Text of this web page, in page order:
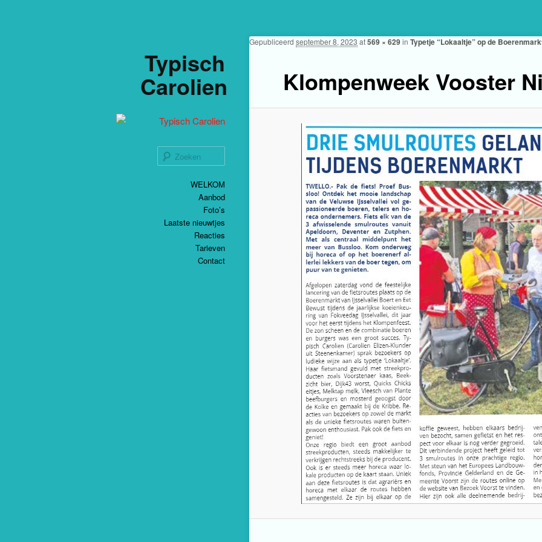
Typisch
Carolien
WELKOM
Aanbod
Foto’s
Laatste nieuwtjes
Reacties
Tarieven
Contact
Klompenweek Vooster
Gepubliceerd september 8, 2023 at569 × 629in Typetje “Lokaaltje” op de